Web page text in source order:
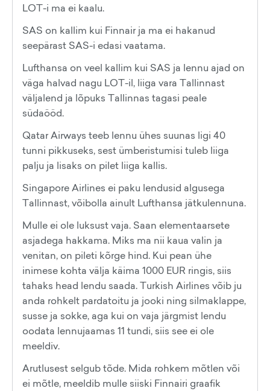
LOT-i ma ei kaalu.
SAS on kallim kui Finnair ja ma ei hakanud
seepärast SAS-i edasi vaatama.
Lufthansa on veel kallim kui SAS ja lennu ajad on
väga halvad nagu LOT-il, liiga vara Tallinnast
väljalend ja lõpuks Tallinnas tagasi peale
südaööd.
Qatar Airways teeb lennu ühes suunas ligi 40
tunni pikkuseks, sest ümberistumisi tuleb liiga
palju ja lisaks on pilet liiga kallis.
Singapore Airlines ei paku lendusid algusega
Tallinnast, võibolla ainult Lufthansa jätkulennuna.
Mulle ei ole luksust vaja. Saan elementaarsete
asjadega hakkama. Miks ma nii kaua valin ja
venitan, on pileti kõrge hind. Kui pean ühe
inimese kohta välja käima 1000 EUR ringis, siis
tahaks head lendu saada. Turkish Airlines võib ju
anda rohkelt pardatoitu ja jooki ning silmaklappe,
susse ja sokke, aga kui on vaja järgmist lendu
oodata lennujaamas 11 tundi, siis see ei ole
meeldiv.
Arutlusest selgub tõde. Mida rohkem mõtlen või
ei mõtle, meeldib mulle siiski Finnairi graafik